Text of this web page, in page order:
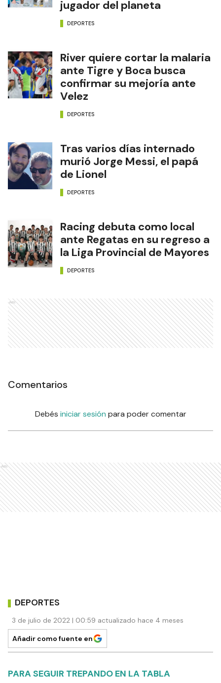
jugador del planeta
DEPORTES
River quiere cortar la malaria
ante Tigre y Boca busca
confirmar su mejoría ante
Velez
DEPORTES
Tras varios días internado
murió Jorge Messi, el papá
de Lionel
DEPORTES
Racing debuta como local
ante Regatas en su regreso a
la Liga Provincial de Mayores
DEPORTES
Ads
Comentarios
Debés iniciar sesión para poder comentar
Ads
DEPORTES
3 de julio de 2022 | 00:59 actualizado hace 4 meses
Añadir como fuente en
PARA SEGUIR TREPANDO EN LA TABLA